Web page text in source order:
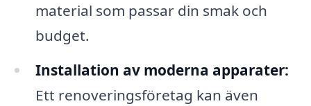
material som passar din smak och
budget.
Installation av moderna apparater:
Ett renoveringsföretag kan även